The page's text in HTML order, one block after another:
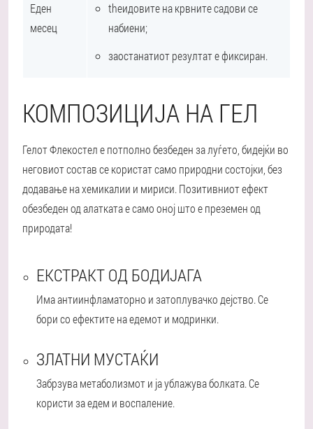
Еден
месец
theидовите на крвните садови се
набиени;
заостанатиот резултат е фиксиран.
КОМПОЗИЦИЈА НА ГЕЛ
Гелот Флекостел е потполно безбеден за луѓето, бидејќи во
неговиот состав се користат само природни состојки, без
додавање на хемикалии и мириси. Позитивниот ефект
обезбеден од алатката е само оној што е преземен од
природата!
ЕКСТРАКТ ОД БОДИЈАГА
Има антиинфламаторно и затоплувачко дејство. Се
бори со ефектите на едемот и модринки.
ЗЛАТНИ МУСТАЌИ
Забрзува метаболизмот и ја ублажува болката. Се
користи за едем и воспаление.